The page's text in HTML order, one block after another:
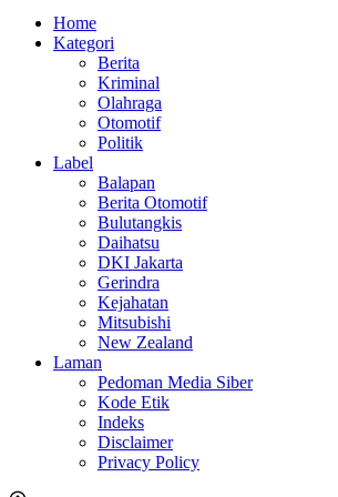
Home
Kategori
Berita
Kriminal
Olahraga
Otomotif
Politik
Label
Balapan
Berita Otomotif
Bulutangkis
Daihatsu
DKI Jakarta
Gerindra
Kejahatan
Mitsubishi
New Zealand
Laman
Pedoman Media Siber
Kode Etik
Indeks
Disclaimer
Privacy Policy